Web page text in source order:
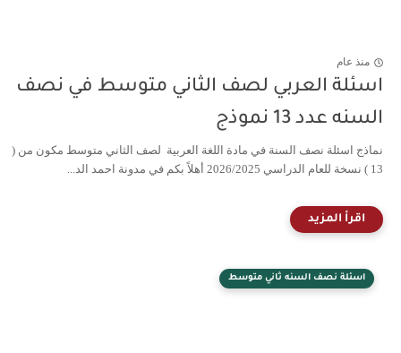
منذ عام
اسئلة العربي لصف الثاني متوسط في نصف
السنه عدد 13 نموذج
نماذج اسئلة نصف السنة في مادة اللغة العربية لصف الثاني متوسط مكون من (
13 ) نسخة للعام الدراسي 2026/2025 أهلاً بكم في مدونة احمد الد...
اسئلة نصف السنه ثاني متوسط